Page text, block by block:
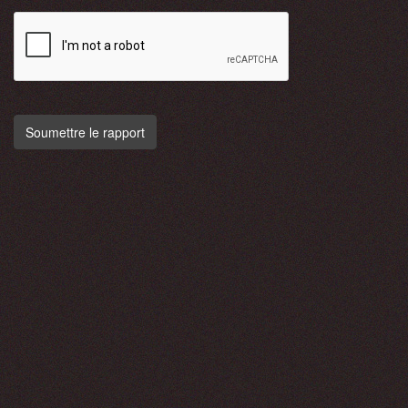
Soumettre le rapport